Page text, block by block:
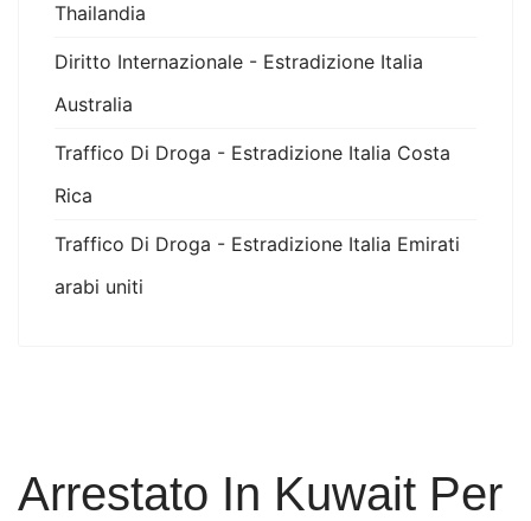
Thailandia
Diritto Internazionale - Estradizione Italia
Australia
Traffico Di Droga - Estradizione Italia Costa
Rica
Traffico Di Droga - Estradizione Italia Emirati
arabi uniti
Arrestato In Kuwait Per